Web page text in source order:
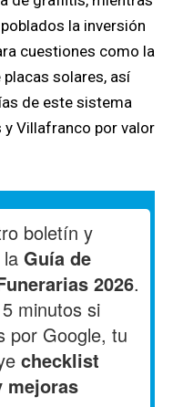
la inversión
cuestiones como la
solares, así
de este sistema
y Villafranco por valor